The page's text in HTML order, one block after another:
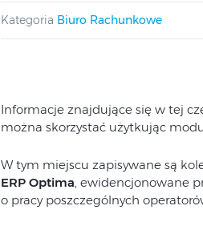
Kategoria Biuro Rachunkowe
Informacje znajdujące się w tej
można skorzystać użytkując
W tym miejscu zapisywane są
ERP Optima, ewidencjonowane
o pracy poszczególnych